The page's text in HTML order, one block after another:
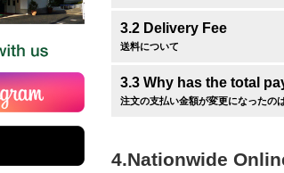
3.2 Delivery Fee
送料について
3.3 Why has the total
注文の支払い金額が変更になったの
4.Nationwide